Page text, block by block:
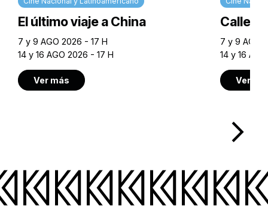
El último viaje a China
7 y 9 AGO 2026 - 17 H
14 y 16 AGO 2026 - 17 H
Ver más
Calle
7 y 9 AGO
14 y 16
Ver
arrow_forward_ios